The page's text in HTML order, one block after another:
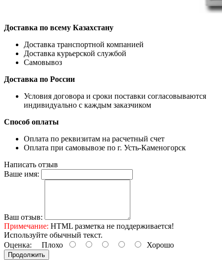
Доставка по всему Казахстану
Доставка транспортной компанией
Доставка курьерской службой
Самовывоз
Доставка по России
Условия договора и сроки поставки согласовываются
индивидуально с каждым заказчиком
Способ оплаты
Оплата по реквизитам на расчетный счет
Оплата при самовывозе по г. Усть-Каменогорск
Написать отзыв
Ваше имя:
Ваш отзыв:
Примечание: HTML разметка не поддерживается!
Используйте обычный текст.
Оценка: Плохо Хорошо
Продолжить